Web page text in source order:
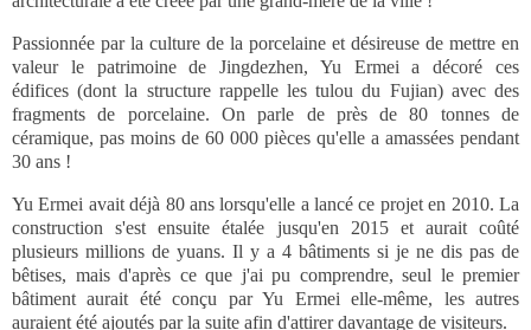
Passionnée par la culture de la porcelaine et désireuse de mettre en
valeur le patrimoine de Jingdezhen, Yu Ermei a décoré ces
édifices (dont la structure rappelle les tulou du Fujian) avec des
fragments de porcelaine. On parle de près de 80 tonnes de
céramique, pas moins de 60 000 pièces qu'elle a amassées pendant
30 ans !
Yu Ermei avait déjà 80 ans lorsqu'elle a lancé ce projet en 2010. La
construction s'est ensuite étalée jusqu'en 2015 et aurait coûté
plusieurs millions de yuans. Il y a 4 bâtiments si je ne dis pas de
bêtises, mais d'après ce que j'ai pu comprendre, seul le premier
bâtiment aurait été conçu par Yu Ermei elle-même, les autres
auraient été ajoutés par la suite afin d'attirer davantage de visiteurs.